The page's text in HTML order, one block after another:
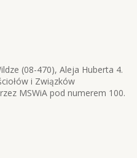
(08-470), Aleja Huberta 4.
i Związków
MSWiA pod numerem 100.